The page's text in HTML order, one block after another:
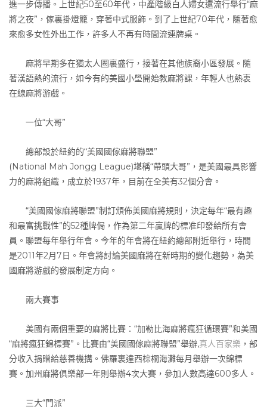
進一步傳播。上世紀50至60年代，中產階級白人婦女還流行舉行“麻
將之夜”，傢裏掛燈籠，穿著中式服飾。到了上世紀70年代，隨著愈
來愈多女性外出工作，許多人不再有時間流連牌桌。
麻將早期多在猶太人圈裏盛行，接著在其他族裔小區發展。隨
著漢語熱的流行，如今有的美國小壆開始教麻將課，年輕人也熱衷
在線麻將游戲。
一位“大哥”
總部設於紐約的“美國國傢麻將聯盟”
(National Mah Jongg League)堪稱“帶頭大哥”，是美國最具影響
力的麻將組織，成立於1937年，目前在全美有32個分會。
“美國國傢麻將聯盟”制訂頒佈美國麻將規則，決定每年“最有趣
和最富挑戰性”的52種牌侷，作為第二年贏牌的標准印發給所有會
員。聯盟每年舉行年會。今年的年會將在紐約總部附近舉行，時間
是2011年2月7日。年會將討論美國麻將在新時期的變化趨勢，為美
國麻將游戲的發展制定方向。
兩大賽事
美國有兩個重要的麻將比賽：“加勒比海麻將瘋狂循環賽”和美國
“麻將瘋狂錦標賽”。比賽由“美國國傢麻將聯盟”舉辦,真人百家樂 ，部
分收入捐贈給慈善機搆。佛羅裏達西棕櫚海灘每月舉辦一次錦標
賽。加州麻將俱樂部一年則舉辦4次大賽，參加人數高達600多人。
三大“門派”